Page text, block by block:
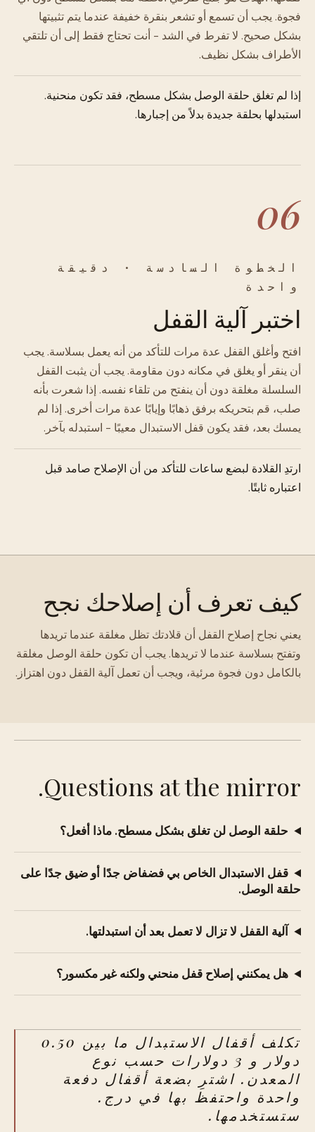
فجوة. يجب أن تسمع أو تشعر بنقرة خفيفة عندما يتم تثبيتها
بشكل صحيح. لا تفرط في الشد - أنت تحتاج فقط إلى أن تلتقي
الأطراف بشكل نظيف.
إذا لم تغلق حلقة الوصل بشكل مسطح، فقد تكون منحنية.
استبدلها بحلقة جديدة بدلاً من إجبارها.
06
الخطوة السادسة · دقيقة
واحدة
اختبر آلية القفل
افتح وأغلق القفل عدة مرات للتأكد من أنه يعمل بسلاسة. يجب
أن ينقر أو يغلق في مكانه دون مقاومة. يجب أن يثبت القفل
السلسلة مغلقة دون أن ينفتح من تلقاء نفسه. إذا شعرت بأنه
صلب، قم بتحريكه برفق ذهابًا وإيابًا عدة مرات أخرى. إذا لم
يمسك بعد، فقد يكون قفل الاستبدال معيبًا - استبدله بآخر.
ارتدِ القلادة لبضع ساعات للتأكد من أن الإصلاح صامد قبل
اعتباره ثابتًا.
كيف تعرف أن إصلاحك نجح
يعني نجاح إصلاح القفل أن قلادتك تظل مغلقة عندما تريدها
وتفتح بسلاسة عندما لا تريدها. يجب أن تكون حلقة الوصل مغلقة
بالكامل دون فجوة مرئية، ويجب أن تعمل آلية القفل دون اهتزاز.
Questions at the mirror.
حلقة الوصل لن تغلق بشكل مسطح. ماذا أفعل؟
قفل الاستبدال الخاص بي فضفاض جدًا أو ضيق جدًا على
حلقة الوصل.
آلية القفل لا تزال لا تعمل بعد أن استبدلتها.
هل يمكنني إصلاح قفل منحني ولكنه غير مكسور؟
تكلف أقفال الاستبدال ما بين 0.50
دولار و 3 دولارات حسب نوع
المعدن. اشترِ بضعة أقفال دفعة
واحدة واحتفظ بها في درج.
ستستخدمها.